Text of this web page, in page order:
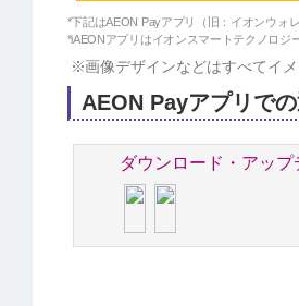
*下記はAEON Payアプリ（旧：イオンウォ
*iAEONアプリはイオンスマートテクノロジ
画像デザインなどはすべてイ
AEON Payアプリで
ダウンロード・アップ